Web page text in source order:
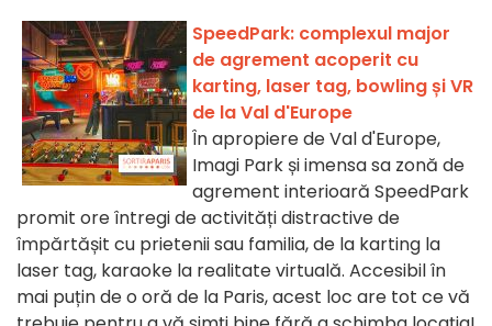
SpeedPark: complexul major
de agrement acoperit cu
karting, laser tag, bowling și VR
de la Val d'Europe
În apropiere de Val d'Europe,
Imagi Park și imensa sa zonă de
agrement interioară SpeedPark
promit ore întregi de activități distractive de
împărtășit cu prietenii sau familia, de la karting la
laser tag, karaoke la realitate virtuală. Accesibil în
mai puțin de o oră de la Paris, acest loc are tot ce vă